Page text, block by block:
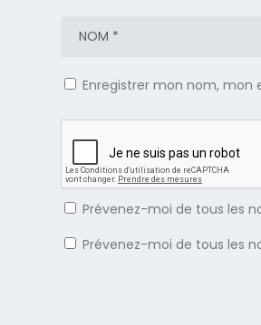
Enregistrer mon nom,
Prévenez-moi de tous les
Prévenez-moi de tous les